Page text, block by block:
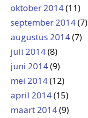
oktober 2014(11)
september 2014(7)
augustus 2014(7)
juli 2014(8)
juni 2014(9)
mei 2014(12)
april 2014(15)
maart 2014(9)